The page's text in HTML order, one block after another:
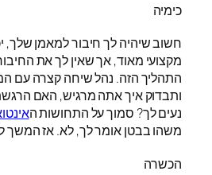
כימיה
חשוב שיהיה לך חיבור למאמן שלך,
מקצועי מאוד, אך שאין לך את
התהליך הזה. נהל שיחה קצרה עם
ותבדוק איך אתה מרגיש, האם
נעים לך? סמוך על התחושות ה
משהו בבטן אומר לך, לא. אז המשך
הכשרה